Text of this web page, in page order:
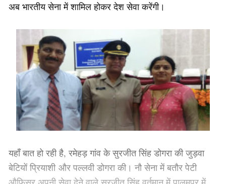
अब भारतीय सेना में शामिल होकर देश सेवा करेंगी।
यहाँ बात हो रही है, रमेहड़ गांव के सुरजीत सिंह डोगरा की जुड़वा
बेटियों प्रियाशी और पल्लवी डोगरा की। नौ सेना में बतौर पेटी